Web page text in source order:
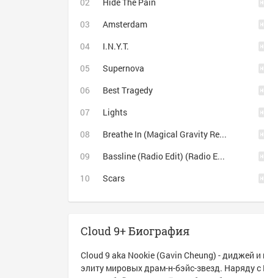
Amsterdam
I.N.Y.T.
Supernova
Best Tragedy
Lights
Breathe In (Magical Gravity Remix)
Bassline (Radio Edit) (Radio Edit)
Scars
Cloud 9+ Биография
Cloud 9 aka Nookie (Gavin Cheung) - диджей
элиту мировых драм-н-бэйс-звезд. Наряду с